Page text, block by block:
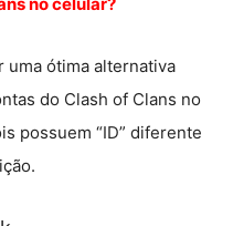
no celular?
uma ótima alternativa
do Clash of Clans no
possuem “ID” diferente